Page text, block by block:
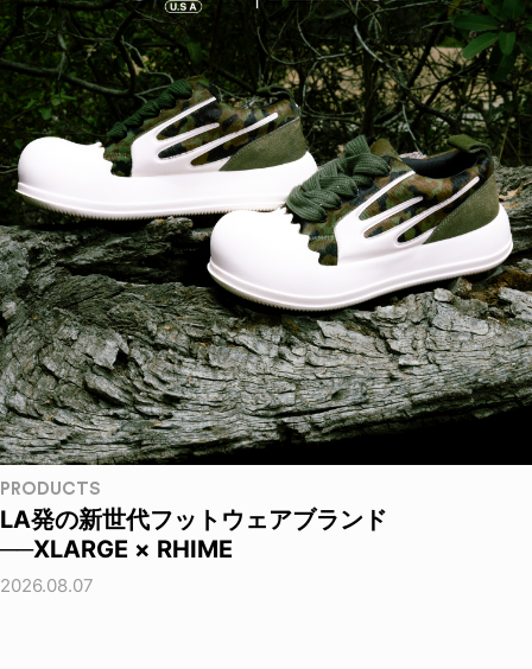
PRODUCTS
LA発の新世代フットウェアブランド
──XLARGE × RHIME
2026.08.07